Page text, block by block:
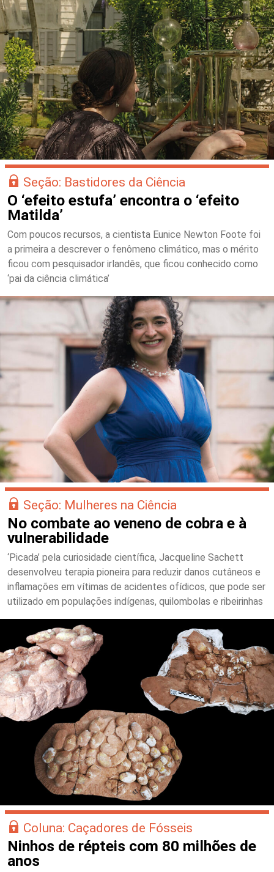
Seção: Bastidores da Ciência
O ‘efeito estufa’ encontra o ‘efeito
Matilda’
Com poucos recursos, a cientista Eunice Newton Foote foi
a primeira a descrever o fenômeno climático, mas o mérito
ficou com pesquisador irlandês, que ficou conhecido como
‘pai da ciência climática’
Seção: Mulheres na Ciência
No combate ao veneno de cobra e à
vulnerabilidade
‘Picada’ pela curiosidade científica, Jacqueline Sachett
desenvolveu terapia pioneira para reduzir danos cutâneos e
inflamações em vítimas de acidentes ofídicos, que pode ser
utilizado em populações indígenas, quilombolas e ribeirinhas
Coluna: Caçadores de Fósseis
Ninhos de répteis com 80 milhões de
anos